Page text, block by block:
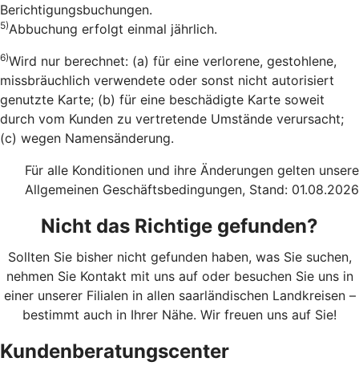
Berichtigungsbuchungen.
5)Abbuchung erfolgt einmal jährlich.
6)Wird nur berechnet: (a) für eine verlorene, gestohlene,
missbräuchlich verwendete oder sonst nicht autorisiert
genutzte Karte; (b) für eine beschädigte Karte soweit
durch vom Kunden zu vertretende Umstände verursacht;
(c) wegen Namensänderung.
Für alle Konditionen und ihre Änderungen gelten unsere
Allgemeinen Geschäftsbedingungen, Stand: 01.08.2026
Nicht das Richtige gefunden?
Sollten Sie bisher nicht gefunden haben, was Sie suchen,
nehmen Sie Kontakt mit uns auf oder besuchen Sie uns in
einer unserer Filialen in allen saarländischen Landkreisen –
bestimmt auch in Ihrer Nähe. Wir freuen uns auf Sie!
Kundenberatungscenter